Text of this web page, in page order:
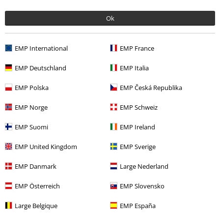
Ok
EMP International EMP France
EMP Deutschland EMP Italia
EMP Polska EMP Česká Republika
EMP Norge EMP Schweiz
EMP Suomi EMP Ireland
EMP United Kingdom EMP Sverige
EMP Danmark Large Nederland
EMP Österreich EMP Slovensko
Large Belgique EMP España
Plus de catégories. Plus d'options.
Musique Amplified Collection
Musique Les Styles Heavy Metal
Vêtements Sportswear
Nouveautés Band Merch Grandes tailles
Musique Top Bands Vêtements